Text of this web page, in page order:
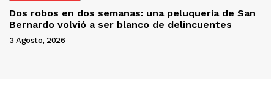
Dos robos en dos semanas: una peluquería de San
Bernardo volvió a ser blanco de delincuentes
3 Agosto, 2026